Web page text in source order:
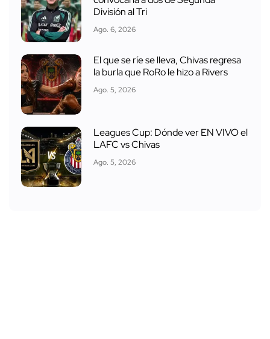
División al Tri
Ago. 6, 2026
El que se ríe se lleva, Chivas regresa
la burla que RoRo le hizo a Rivers
Ago. 5, 2026
Leagues Cup: Dónde ver EN VIVO el
LAFC vs Chivas
Ago. 5, 2026